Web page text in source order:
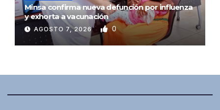
Minsa confirma nueva defunción por influenza
y exhorta a vacunación
AGOSTO 7, 2026 0